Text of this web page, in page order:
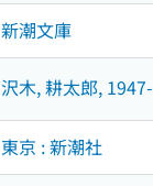
新潮文庫
沢木, 耕太郎, 1947-
東京 : 新潮社